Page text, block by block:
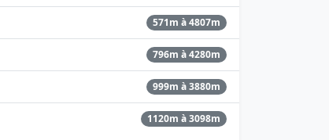
571m à 4807m
796m à 4280m
999m à 3880m
1120m à 3098m